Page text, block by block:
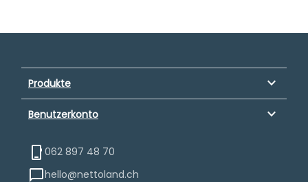
Produkte keyboard_arrow_down
Benutzerkonto keyboard_arrow_down
062 897 48 70
hello@nettoland.ch